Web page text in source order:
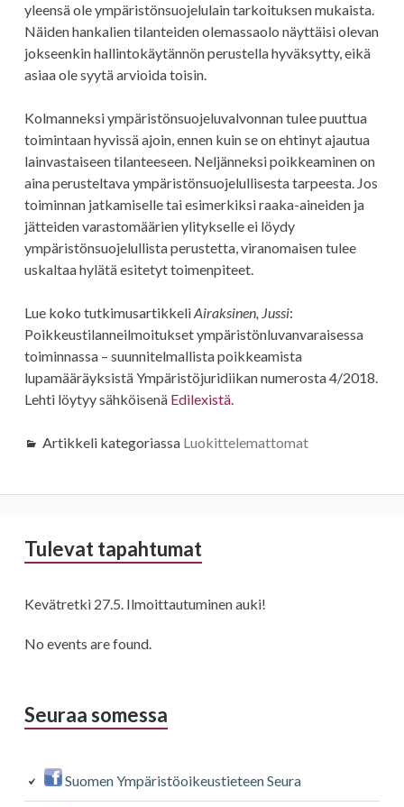
yleensä ole ympäristönsuojelulain tarkoituksen mukaista.
Näiden hankalien tilanteiden olemassaolo näyttäisi olevan
jokseenkin hallintokäytännön perustella hyväksytty, eikä
asiaa ole syytä arvioida toisin.
Kolmanneksi ympäristönsuojeluvalvonnan tulee puuttua
toimintaan hyvissä ajoin, ennen kuin se on ehtinyt ajautua
lainvastaiseen tilanteeseen. Neljänneksi poikkeaminen on
aina perusteltava ympäristönsuojelullisesta tarpeesta. Jos
toiminnan jatkamiselle tai esimerkiksi raaka-aineiden ja
jätteiden varastomäärien ylitykselle ei löydy
ympäristönsuojelullista perustetta, viranomaisen tulee
uskaltaa hylätä esitetyt toimenpiteet.
Lue koko tutkimusartikkeliAiraksinen, Jussi:
Poikkeustilanneilmoitukset ympäristönluvanvaraisessa
toiminnassa – suunnitelmallista poikkeamista
lupamääräyksistä Ympäristöjuridiikan numerosta 4/2018.
Lehti löytyy sähköisenä Edilexistä.
Artikkeli kategoriassa Luokittelemattomat
Sivupalkki
Tulevat tapahtumat
Kevätretki 27.5. Ilmoittautuminen auki!
No events are found.
Seuraa somessa
Suomen Ympäristöoikeustieteen Seura